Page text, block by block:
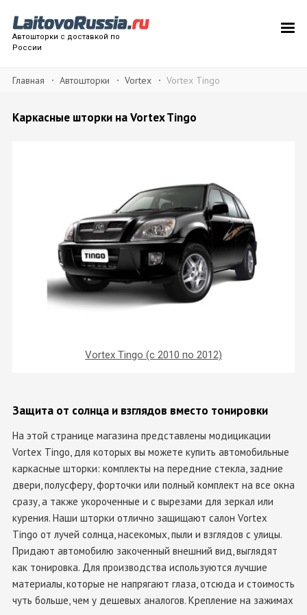
Автошторки с доставкой по
России
Главная Автошторки Vortex Vortex Tingo
Каркасные шторки на Vortex Tingo
Vortex Tingo (с 2010 по 2012)
Защита от солнца и взглядов вместо тонировки
На этой странице магазина представлены модицикации
Vortex Tingo, для которых вы можете купить автомобильные
каркасные шторки: комплекты на передние стекла, задние
двери, полусферу, форточки или полный комплект на все окна
сразу, а также укороченные и с вырезами для зеркал или
курения. Наши шторки отлично защищают салон Vortex
Tingo от лучей солнца, насекомых, пыли и взглядов с улицы.
Придают автомобилю закоченный внешний вид, выглядят
как тонировка. Для производства используются лучшие
материалы, которые не напрягают глаза, отсюда и стоимость
чуть больше, чем у дешевых аналогов. Крепление на зажимах